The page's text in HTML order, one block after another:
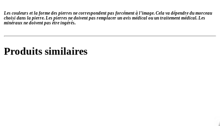
Les couleurs et la forme des pierres ne correspondent pas forcément à l’image. Cela va dépendre du morceau
choisi dans la pierre. Les pierres ne doivent pas remplacer un avis médical ou un traitement médical. Les
minéraux ne doivent pas être ingérés.
Produits similaires